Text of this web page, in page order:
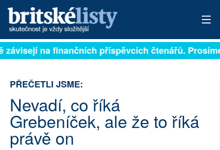
PŘIHLÁSIT
ROZHOVORY
TÉMATA
na finančních příspěvcích čtenářů.
PŘEČETLI JSME:
Nevadí, co říká
Grebeníček, ale že to říká
právě on